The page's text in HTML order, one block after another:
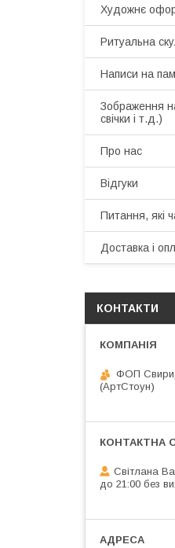
Художнє
Ритуальна
Написи на
Зображення
свічки і т.д.)
Про нас
Відгуки
Питання, які
Доставка і
КОНТАКТИ
ФОП
(АртСтоун)
Світлана
до 21:00 без